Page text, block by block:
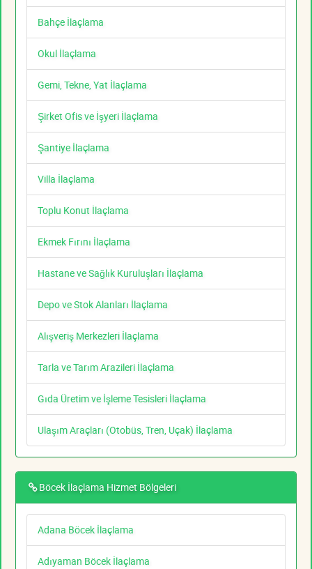
Bahçe İlaçlama
Okul İlaçlama
Gemi, Tekne, Yat İlaçlama
Şirket Ofis ve İşyeri İlaçlama
Şantiye İlaçlama
Villa İlaçlama
Toplu Konut İlaçlama
Ekmek Fırını İlaçlama
Hastane ve Sağlık Kuruluşları İlaçlama
Depo ve Stok Alanları İlaçlama
Alışveriş Merkezleri İlaçlama
Tarla ve Tarım Arazileri İlaçlama
Gıda Üretim ve İşleme Tesisleri İlaçlama
Ulaşım Araçları (Otobüs, Tren, Uçak) İlaçlama
Böcek İlaçlama Hizmet Bölgeleri
Adana Böcek İlaçlama
Adıyaman Böcek İlaçlama